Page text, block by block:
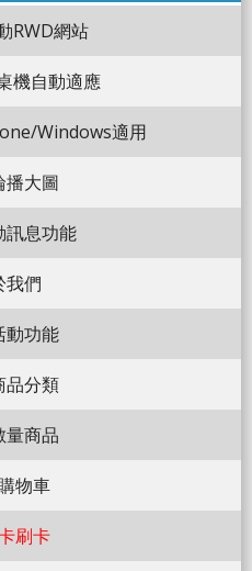
RWD網站
機自動適應
Windows適用
播大圖
訊息功能
我們
動功能
品分類
量商品
物車
刷卡